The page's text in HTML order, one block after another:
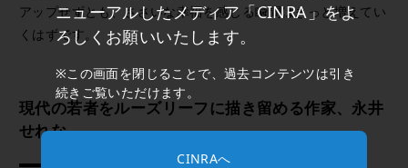
ニューアルしたメディア「CINRA」をよ
ろしくお願いいたします。
※この画面を閉じることで、過去コンテンツは引き
続きご覧いただけます。
CINRAへ
アップせずとも、ささいな幸福を感じる瞬間はきっと増えてい
くはずです。
現代の若者をルーズリーフに描き留める作家、永井
せれな